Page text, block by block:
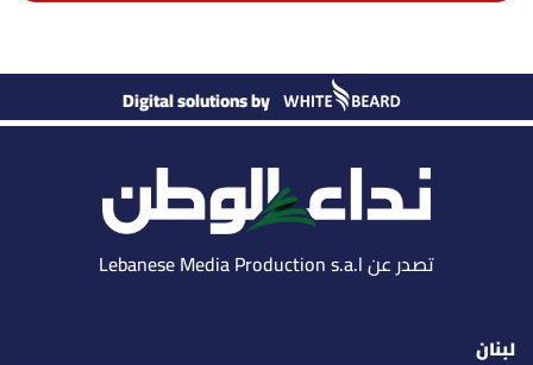
Digital solutions by
تصدر عن Lebanese Media Production s.a.l
لبنان